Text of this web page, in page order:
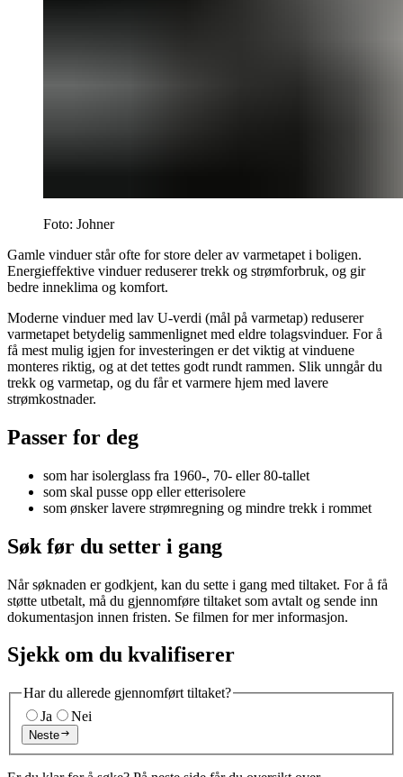
Foto: Johner
Gamle vinduer står ofte for store deler av varmetapet i boligen.
Energieffektive vinduer reduserer trekk og strømforbruk, og gir
bedre inneklima og komfort.
Moderne vinduer med lav U-verdi (mål på varmetap) reduserer
varmetapet betydelig sammenlignet med eldre tolagsvinduer. For å
få mest mulig igjen for investeringen er det viktig at vinduene
monteres riktig, og at det tettes godt rundt rammen. Slik unngår du
trekk og varmetap, og du får et varmere hjem med lavere
strømkostnader.
Passer for deg
som har isolerglass fra 1960-, 70- eller 80-tallet
som skal pusse opp eller etterisolere
som ønsker lavere strømregning og mindre trekk i rommet
Søk før du setter i gang
Når søknaden er godkjent, kan du sette i gang med tiltaket. For å få
støtte utbetalt, må du gjennomføre tiltaket som avtalt og sende inn
dokumentasjon innen fristen. Se filmen for mer informasjon.
Sjekk om du kvalifiserer
Har du allerede gjennomført tiltaket?
Ja
Nei
Neste